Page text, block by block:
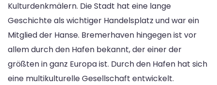
Kulturdenkmälern. Die Stadt hat eine lange
Geschichte als wichtiger Handelsplatz und war ein
Mitglied der Hanse. Bremerhaven hingegen ist vor
allem durch den Hafen bekannt, der einer der
größten in ganz Europa ist. Durch den Hafen hat sich
eine multikulturelle Gesellschaft entwickelt.